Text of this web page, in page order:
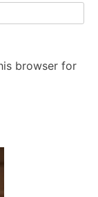
browser for